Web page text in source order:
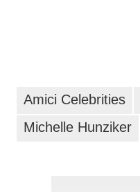
Amici Celebrities
Michelle Hunziker